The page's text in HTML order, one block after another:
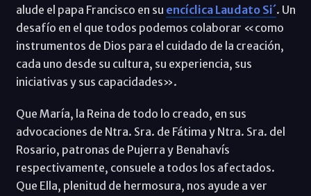
alude el papa Francisco en su encíclica Laudato Si´. Un
desafío en el que todos podemos colaborar «como
instrumentos de Dios para el cuidado de la creación,
cada uno desde su cultura, su experiencia, sus
iniciativas y sus capacidades».
Que María, la Reina de todo lo creado, en sus
advocaciones de Ntra. Sra. de Fátima y Ntra. Sra. del
Rosario, patronas de Pujerra y Benahavís
respectivamente, consuele a todos los afectados.
Que Ella, plenitud de hermosura, nos ayude a ver